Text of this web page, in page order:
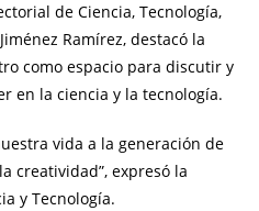
de Ciencia, Tecnología,
Ramírez, destacó la
como espacio para discutir y
en la ciencia y la tecnología.
vida a la generación de
creatividad”, expresó la
y Tecnología.